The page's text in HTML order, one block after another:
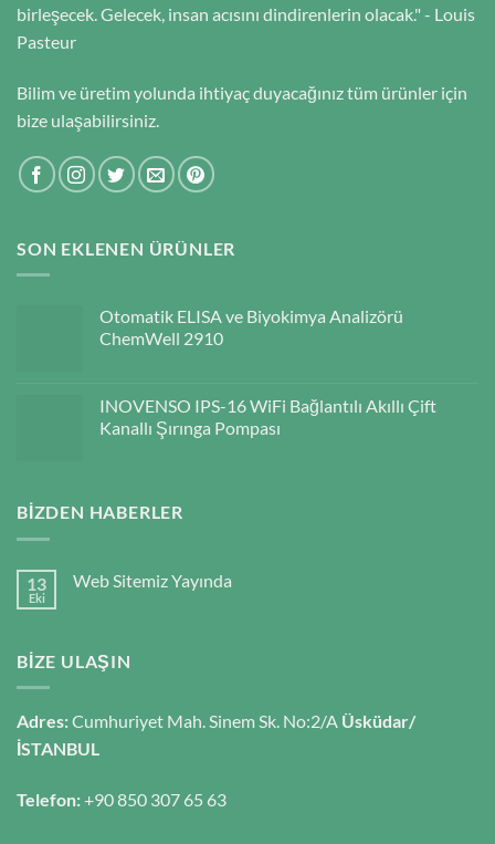
birleşecek. Gelecek, insan acısını dindirenlerin olacak." - Louis
Pasteur
Bilim ve üretim yolunda ihtiyaç duyacağınız tüm ürünler için
bize ulaşabilirsiniz.
SON EKLENEN ÜRÜNLER
Otomatik ELISA ve Biyokimya Analizörü
ChemWell 2910
INOVENSO IPS-16 WiFi Bağlantılı Akıllı Çift
Kanallı Şırınga Pompası
BIZDEN HABERLER
13
Eki
Web Sitemiz Yayında
BIZE ULAŞIN
Adres:Cumhuriyet Mah. Sinem Sk. No:2/A Üsküdar/
İSTANBUL
Telefon:+90 850 307 65 63